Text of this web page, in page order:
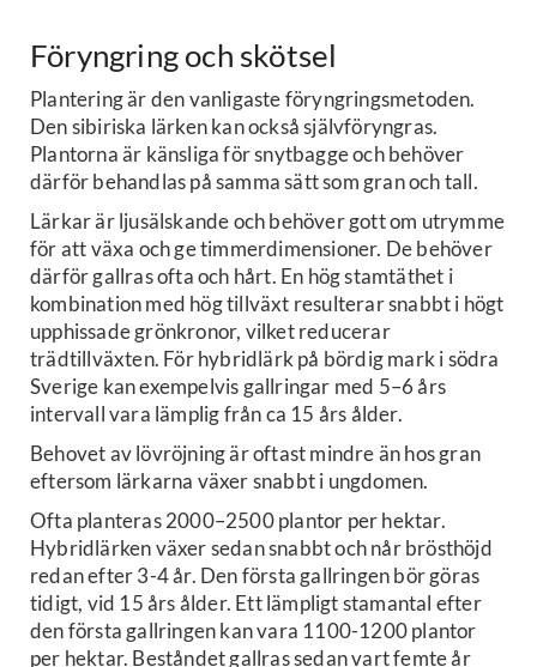
Föryngring och skötsel
Plantering är den vanligaste föryngringsmetoden.
Den sibiriska lärken kan också självföryngras.
Plantorna är känsliga för snytbagge och behöver
därför behandlas på samma sätt som gran och tall.
Lärkar är ljusälskande och behöver gott om utrymme
för att växa och ge timmerdimensioner. De behöver
därför gallras ofta och hårt. En hög stamtäthet i
kombination med hög tillväxt resulterar snabbt i högt
upphissade grönkronor, vilket reducerar
trädtillväxten. För hybridlärk på bördig mark i södra
Sverige kan exempelvis gallringar med 5–6 års
intervall vara lämplig från ca 15 års ålder.
Behovet av lövröjning är oftast mindre än hos gran
eftersom lärkarna växer snabbt i ungdomen.
Ofta planteras 2000–2500 plantor per hektar.
Hybridlärken växer sedan snabbt och når brösthöjd
redan efter 3-4 år. Den första gallringen bör göras
tidigt, vid 15 års ålder. Ett lämpligt stamantal efter
den första gallringen kan vara 1100-1200 plantor
per hektar. Beståndet gallras sedan vart femte år